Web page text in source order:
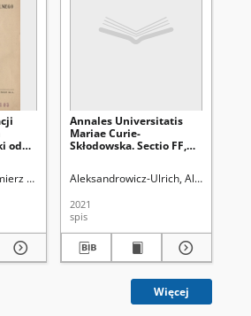
od
(1892-1930)
Annales Universitatis
Mariae Curie-
Skłodowska. Sectio FF,
Aleksandrowicz-Ulrich, Alina (1931-
2021
spis
Więcej